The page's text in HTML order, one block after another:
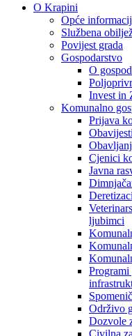
O Krapini
Opće
Službena
Povijest grada
Gospodarstvo
O
Invest in
Komunalno
Prijava
Cjenici
Javna
ljubimci
Programi
Održivo
Dozvole
Civilna